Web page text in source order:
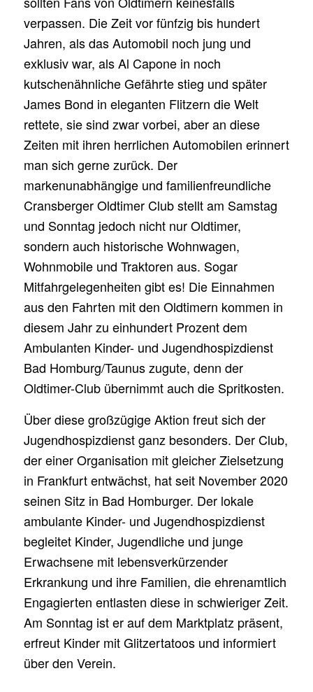
verpassen. Die Zeit vor fünfzig bis hundert
Jahren, als das Automobil noch jung und
exklusiv war, als Al Capone in noch
kutschenähnliche Gefährte stieg und später
James Bond in eleganten Flitzern die Welt
rettete, sie sind zwar vorbei, aber an diese
Zeiten mit ihren herrlichen Automobilen erinnert
man sich gerne zurück. Der
markenunabhängige und familienfreundliche
Cransberger Oldtimer Club stellt am Samstag
und Sonntag jedoch nicht nur Oldtimer,
sondern auch historische Wohnwagen,
Wohnmobile und Traktoren aus. Sogar
Mitfahrgelegenheiten gibt es! Die Einnahmen
aus den Fahrten mit den Oldtimern kommen in
diesem Jahr zu einhundert Prozent dem
Ambulanten Kinder- und Jugendhospizdienst
Bad Homburg/Taunus zugute, denn der
Oldtimer-Club übernimmt auch die Spritkosten.
Über diese großzügige Aktion freut sich der
Jugendhospizdienst ganz besonders. Der Club,
der einer Organisation mit gleicher Zielsetzung
in Frankfurt entwächst, hat seit November 2020
seinen Sitz in Bad Homburger. Der lokale
ambulante Kinder- und Jugendhospizdienst
begleitet Kinder, Jugendliche und junge
Erwachsene mit lebensverkürzender
Erkrankung und ihre Familien, die ehrenamtlich
Engagierten entlasten diese in schwieriger Zeit.
Am Sonntag ist er auf dem Marktplatz präsent,
erfreut Kinder mit Glitzertatoos und informiert
über den Verein.